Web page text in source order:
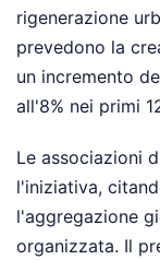
rigenerazione
prevedono la
un incremento
all'8% nei primi
Le associazioni
l'iniziativa,
l'aggregazione
organizzata. Il